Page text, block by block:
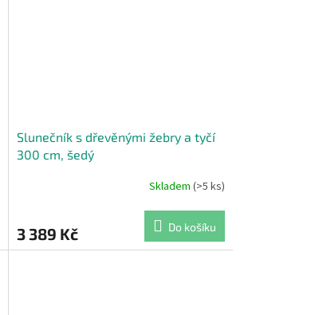
Slunečník s dřevěnými žebry a tyčí
300 cm, šedý
Skladem (>5 ks)
3 389 Kč Do košíku